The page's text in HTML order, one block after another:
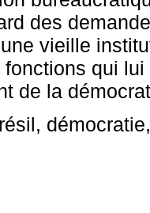
des
vieille
qui
de la